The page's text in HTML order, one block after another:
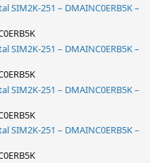
SIM2K-251 – DMAINC0ERB5K –
SIM2K-251 – DMAINC0ERB5K –
SIM2K-251 – DMAINC0ERB5K –
SIM2K-251 – DMAINC0ERB5K –